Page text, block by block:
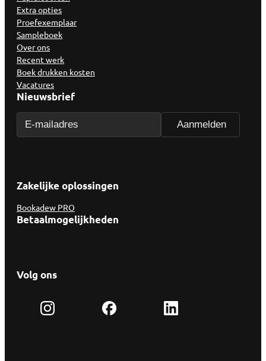
Extra opties
Proefexemplaar
Sampleboek
Over ons
Recent werk
Boek drukken kosten
Vacatures
Nieuwsbrief
Zakelijke oplossingen
Bookadew PRO
Betaalmogelijkheden
Volg ons